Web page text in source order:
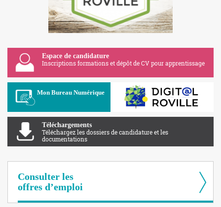
Espace de candidature
Inscriptions formations et dépôt de CV pour apprentissage
Mon Bureau Numérique Apolearn
Téléchargements
Téléchargez les dossiers de candidature et les
documentations
Consulter les
offres d’emploi